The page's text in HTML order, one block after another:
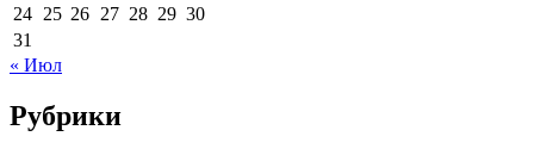
24 25 26 27 28 29 30
31
« Июл
Рубрики